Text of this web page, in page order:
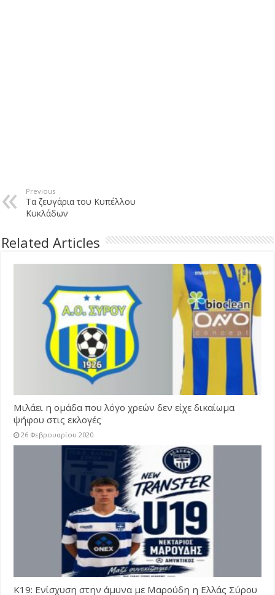
Previous
Τα ζευγάρια του Κυπέλλου
Κυκλάδων
Related Articles
Μιλάει η ομάδα που λόγο χρεών δεν είχε δικαίωμα
ψήφου στις εκλογές
26 Φεβρουαρίου 2020
Κ19: Ενίσχυση στην άμυνα με Μαρούδη η Ελλάς Σύρου